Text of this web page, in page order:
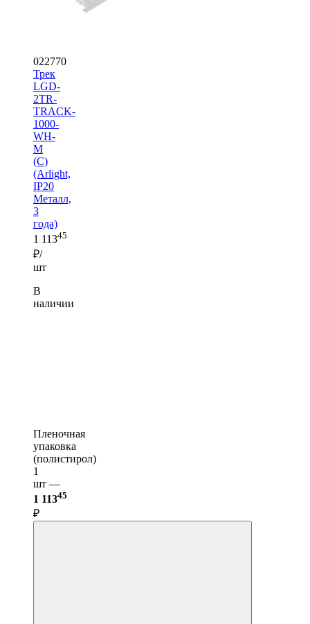
022770
Трек
LGD-
2TR-
TRACK-
1000-
WH-
M
(C)
(Arlight,
IP20
Металл,
3
года)
1 11345
₽/
шт
В
наличии
Пленочная
упаковка
(полистирол)
1
шт —
1 11345
₽